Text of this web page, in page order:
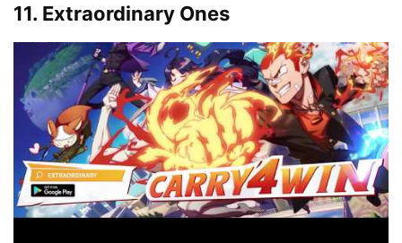
11. Extraordinary Ones